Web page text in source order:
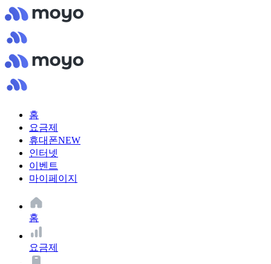
홈
요금제
휴대폰NEW
인터넷
이벤트
마이페이지
홈
요금제